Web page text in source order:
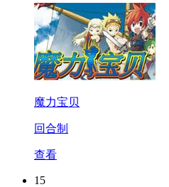
魔力宝贝
回合制
查看
15